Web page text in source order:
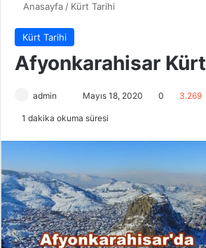
Anasayfa / Kürt Tarihi
Kürt Tarihi
Afyonkarahisar
admin
p
o
s
t
Mayıs 18, 2020 0 3.269
1 dakika okuma süresi